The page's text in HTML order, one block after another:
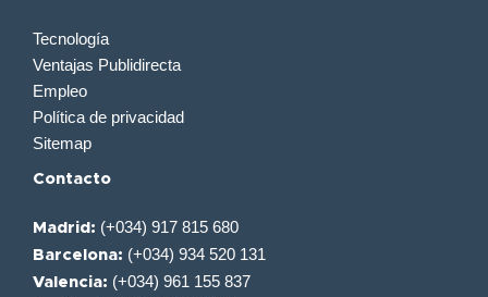
Tecnología
Ventajas Publidirecta
Empleo
Política de privacidad
Sitemap
Contacto
Madrid: (+034) 917 815 680
Barcelona: (+034) 934 520 131
Valencia: (+034) 961 155 837